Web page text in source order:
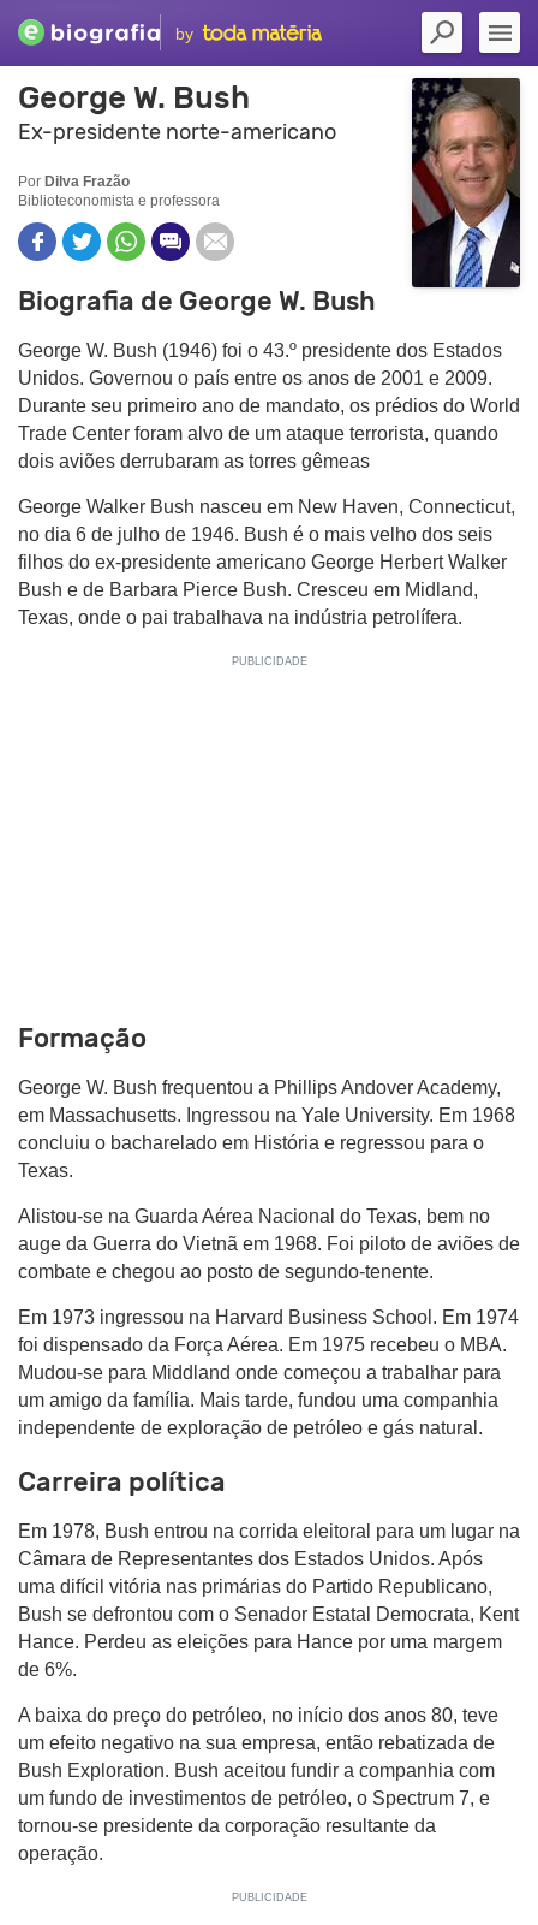
by
George W. Bush
Ex-presidente norte-americano
Por Dilva Frazão
Biblioteconomista e professora
Biografia de George W. Bush
George W. Bush (1946) foi o 43.º presidente dos Estados
Unidos. Governou o país entre os anos de 2001 e 2009.
Durante seu primeiro ano de mandato, os prédios do World
Trade Center foram alvo de um ataque terrorista, quando
dois aviões derrubaram as torres gêmeas
George Walker Bush nasceu em New Haven, Connecticut,
no dia 6 de julho de 1946. Bush é o mais velho dos seis
filhos do ex-presidente americano George Herbert Walker
Bush e de Barbara Pierce Bush. Cresceu em Midland,
Texas, onde o pai trabalhava na indústria petrolífera.
Formação
George W. Bush frequentou a Phillips Andover Academy,
em Massachusetts. Ingressou na Yale University. Em 1968
concluiu o bacharelado em História e regressou para o
Texas.
Alistou-se na Guarda Aérea Nacional do Texas, bem no
auge da Guerra do Vietnã em 1968. Foi piloto de aviões de
combate e chegou ao posto de segundo-tenente.
Em 1973 ingressou na Harvard Business School. Em 1974
foi dispensado da Força Aérea. Em 1975 recebeu o MBA.
Mudou-se para Middland onde começou a trabalhar para
um amigo da família. Mais tarde, fundou uma companhia
independente de exploração de petróleo e gás natural.
Carreira política
Em 1978, Bush entrou na corrida eleitoral para um lugar na
Câmara de Representantes dos Estados Unidos. Após
uma difícil vitória nas primárias do Partido Republicano,
Bush se defrontou com o Senador Estatal Democrata, Kent
Hance. Perdeu as eleições para Hance por uma margem
de 6%.
A baixa do preço do petróleo, no início dos anos 80, teve
um efeito negativo na sua empresa, então rebatizada de
Bush Exploration. Bush aceitou fundir a companhia com
um fundo de investimentos de petróleo, o Spectrum 7, e
tornou-se presidente da corporação resultante da
operação.